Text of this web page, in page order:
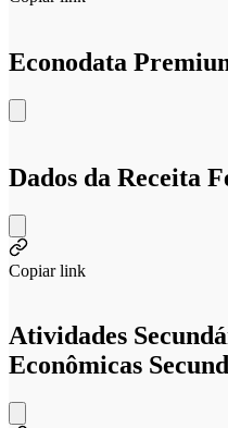
Econodata
Dados da Receita
Copiar link
Atividades
Econômicas